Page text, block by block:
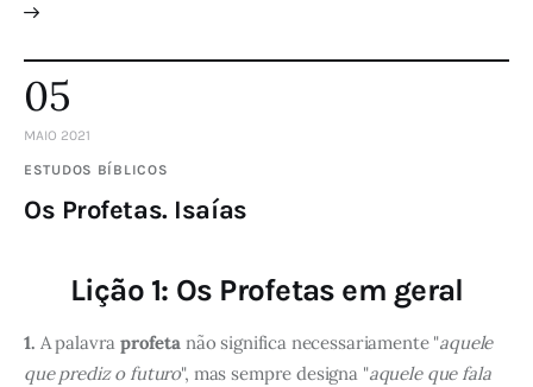
05
MAIO 2021
ESTUDOS BÍBLICOS
Os Profetas. Isaías
Lição 1: Os Profetas em geral
1. A palavraprofeta não significa necessariamente "aquele
que prediz o futuro", mas sempre designa "aquele que fala